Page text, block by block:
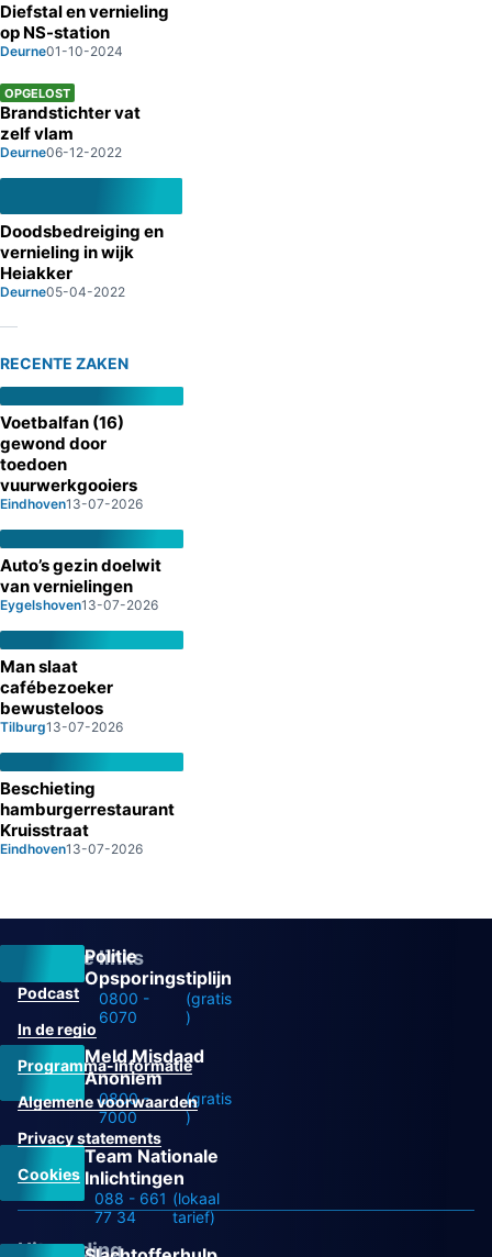
Diefstal en vernieling
op NS-station
Deurne01-10-2024
OPGELOST
Brandstichter vat
zelf vlam
Deurne06-12-2022
Doodsbedreiging en
vernieling in wijk
Heiakker
Deurne05-04-2022
RECENTE ZAKEN
Voetbalfan (16)
gewond door
toedoen
vuurwerkgooiers
Eindhoven13-07-2026
Auto’s gezin doelwit
van vernielingen
Eygelshoven13-07-2026
Man slaat
cafébezoeker
bewusteloos
Tilburg13-07-2026
Beschieting
hamburgerrestaurant
Kruisstraat
Eindhoven13-07-2026
Politie
Opsporingstiplijn
0800 -
6070
(gratis
)
Meld Misdaad
Anoniem
0800 -
7000
(gratis
)
Team Nationale
Inlichtingen
088 - 661
77 34
(lokaal
tarief)
Overige links
Podcast
In de regio
Programma-informatie
Algemene voorwaarden
Privacy statements
Cookies
Uitzending